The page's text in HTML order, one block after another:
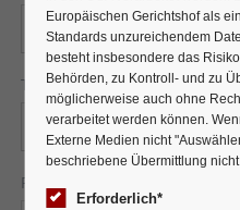
Pflichtfeld
Telefonnummer*
Programm
Europäischen Gerichtshof als
Standards unzureichendem
besteht insbesondere das
Behörden, zu Kontroll- und zu
möglicherweise auch ohne
verarbeitet werden können.
Externe Medien nicht
beschriebene Übermittlung nicht
Erforderlich*